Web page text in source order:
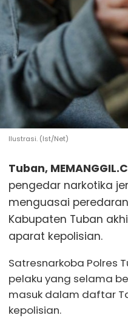
Ilustrasi. (Ist/Net)
Tuban,
pengedar narkotika
menguasai
Kabupaten Tuban
aparat kepolisian.
Satresnarkoba Polres
pelaku yang selama
masuk dalam daftar
kepolisian.